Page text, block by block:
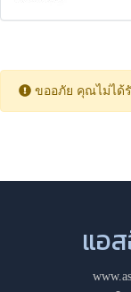
ขออภัย คุณไม่ได้
แอ